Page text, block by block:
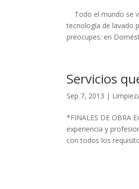
Todo el mundo se
tecnología de lavado
preocupes: en
Servicios
Sep 7, 2013 |
*FINALES DE OBRA
experiencia y
con todos los